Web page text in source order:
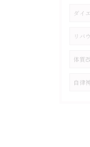
ダイ
リバ
体質
自律